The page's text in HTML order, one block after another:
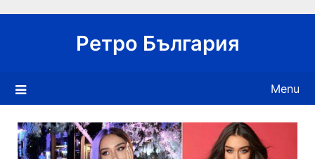
Ретро България
Menu